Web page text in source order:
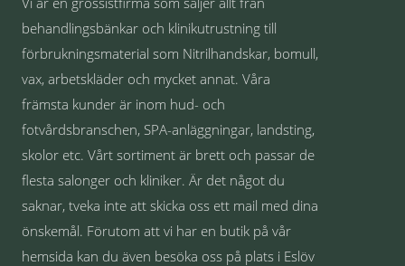
behandlingsbänkar och klinikutrustning till
förbrukningsmaterial som Nitrilhandskar, bomull,
vax, arbetskläder och mycket annat. Våra
främsta kunder är inom hud- och
fotvårdsbranschen, SPA-anläggningar, landsting,
skolor etc. Vårt sortiment är brett och passar de
flesta salonger och kliniker. Är det något du
saknar, tveka inte att skicka oss ett mail med dina
önskemål. Förutom att vi har en butik på vår
hemsida kan du även besöka oss på plats i Eslöv